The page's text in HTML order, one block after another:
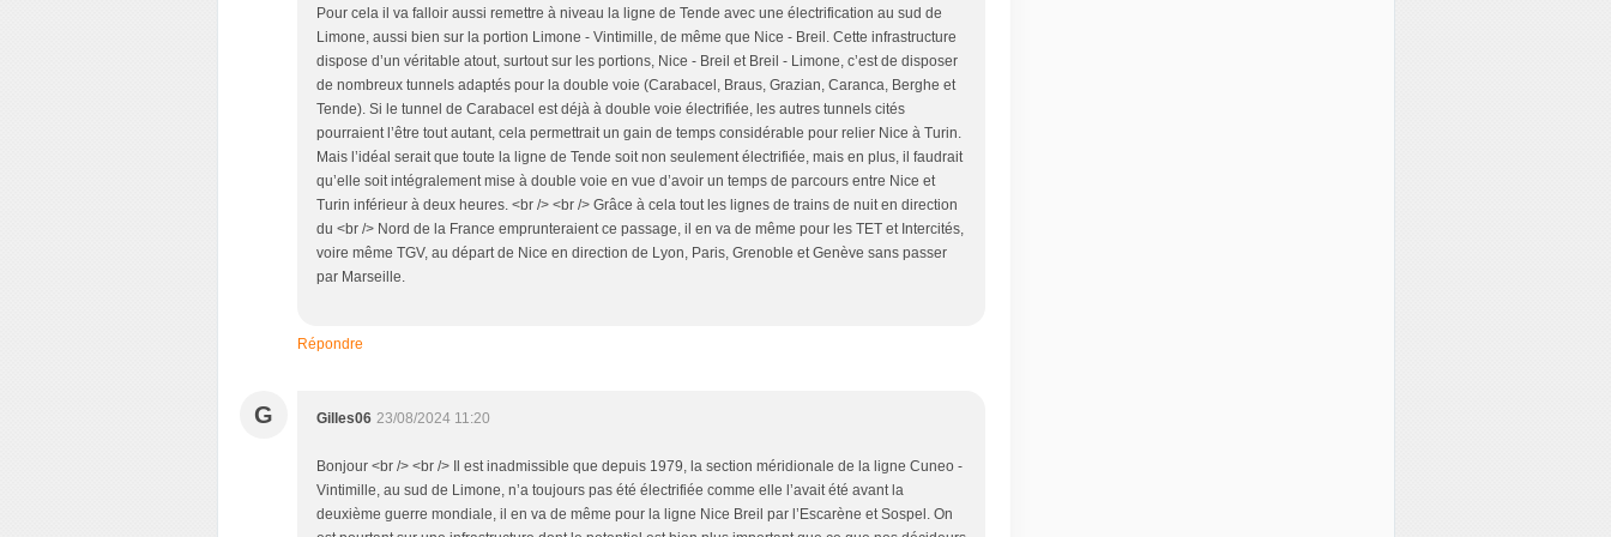
Pour cela il va falloir aussi remettre à niveau la ligne de Tende avec une électrification au sud de
Limone, aussi bien sur la portion Limone - Vintimille, de même que Nice - Breil. Cette infrastructure
dispose d’un véritable atout, surtout sur les portions, Nice - Breil et Breil - Limone, c’est de disposer
de nombreux tunnels adaptés pour la double voie (Carabacel, Braus, Grazian, Caranca, Berghe et
Tende). Si le tunnel de Carabacel est déjà à double voie électrifiée, les autres tunnels cités
pourraient l’être tout autant, cela permettrait un gain de temps considérable pour relier Nice à Turin.
Mais l’idéal serait que toute la ligne de Tende soit non seulement électrifiée, mais en plus, il faudrait
qu’elle soit intégralement mise à double voie en vue d’avoir un temps de parcours entre Nice et
Turin inférieur à deux heures. <br /> <br /> Grâce à cela tout les lignes de trains de nuit en direction
du <br /> Nord de la France emprunteraient ce passage, il en va de même pour les TET et Intercités,
voire même TGV, au départ de Nice en direction de Lyon, Paris, Grenoble et Genève sans passer
par Marseille.
Répondre
G Gilles06 23/08/2024 11:20
Bonjour <br /> <br /> Il est inadmissible que depuis 1979, la section méridionale de la ligne Cuneo -
Vintimille, au sud de Limone, n’a toujours pas été électrifiée comme elle l’avait été avant la
deuxième guerre mondiale, il en va de même pour la ligne Nice Breil par l’Escarène et Sospel. On